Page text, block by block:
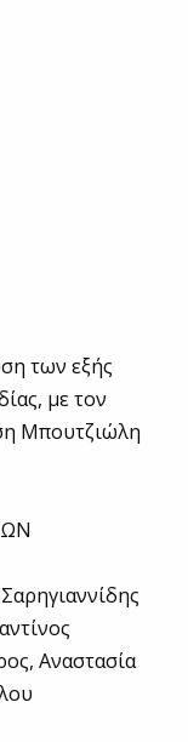
των εξής
με τον
Μπουτζιώλη
Αναστασία